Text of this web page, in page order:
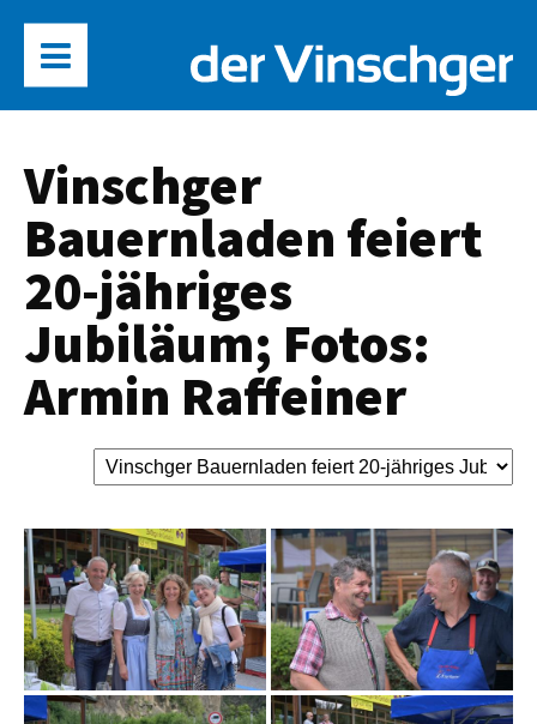
Vinschger
Bauernladen feiert
20-jähriges
Jubiläum; Fotos:
Armin Raffeiner